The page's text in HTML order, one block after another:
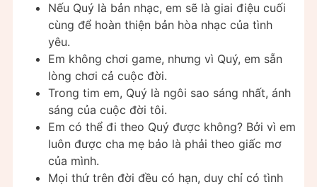
Nếu Quý là bản nhạc, em sẽ là giai điệu cuối
cùng để hoàn thiện bản hòa nhạc của tình
yêu.
Em không chơi game, nhưng vì Quý, em sẵn
lòng chơi cả cuộc đời.
Trong tim em, Quý là ngôi sao sáng nhất, ánh
sáng của cuộc đời tôi.
Em có thể đi theo Quý được không? Bởi vì em
luôn được cha mẹ bảo là phải theo giấc mơ
của mình.
Mọi thứ trên đời đều có hạn, duy chỉ có tình